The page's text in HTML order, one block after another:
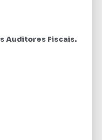
Auditores Fiscais.